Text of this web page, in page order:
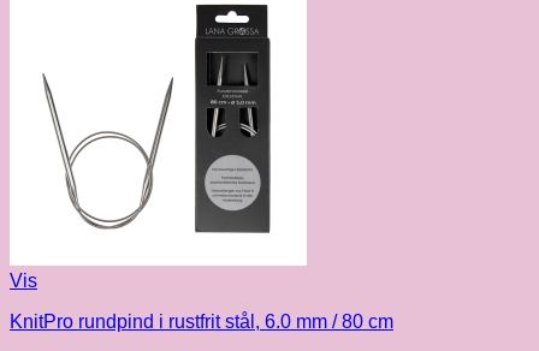
Vis
KnitPro rundpind i rustfrit stål, 6.0 mm / 80 cm